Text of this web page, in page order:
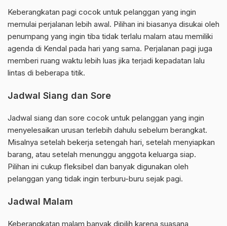
Keberangkatan pagi cocok untuk pelanggan yang ingin
memulai perjalanan lebih awal. Pilihan ini biasanya disukai oleh
penumpang yang ingin tiba tidak terlalu malam atau memiliki
agenda di Kendal pada hari yang sama. Perjalanan pagi juga
memberi ruang waktu lebih luas jika terjadi kepadatan lalu
lintas di beberapa titik.
Jadwal Siang dan Sore
Jadwal siang dan sore cocok untuk pelanggan yang ingin
menyelesaikan urusan terlebih dahulu sebelum berangkat.
Misalnya setelah bekerja setengah hari, setelah menyiapkan
barang, atau setelah menunggu anggota keluarga siap.
Pilihan ini cukup fleksibel dan banyak digunakan oleh
pelanggan yang tidak ingin terburu-buru sejak pagi.
Jadwal Malam
Keberangkatan malam banyak dipilih karena suasana